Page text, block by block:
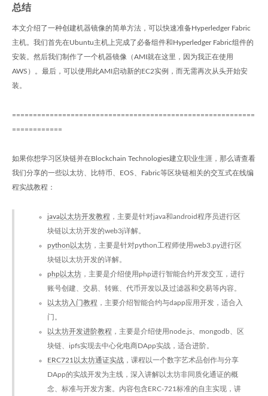
总结
本文介绍了一种创建机器镜像的简单方法，可以快速准备Hyperledger Fabric
主机。我们首先在Ubuntu主机上完成了必备组件和Hyperledger Fabric组件的
安装。然后我们制作了一个机器镜像（AMI就在这里，因为我正在使用
AWS）。最后，可以使用此AMI启动新的EC2实例，而无需再次从头开始安
装。
==========================================================
============
如果你想学习区块链并在Blockchain Technologies建立职业生涯，那么请查看
我们分享的一些以太坊、比特币、EOS、Fabric等区块链相关的交互式在线编
程实战教程：
java以太坊开发教程 ，主要是针对java和android程序员进行区
块链以太坊开发的web3j详解。
python以太坊 ，主要是针对python工程师使用web3.py进行区
块链以太坊开发的详解。
php以太坊 ，主要是介绍使用php进行智能合约开发交互，进行
账号创建、交易、转账、代币开发以及过滤器和交易等内容。
以太坊入门教程 ，主要介绍智能合约与dapp应用开发，适合入
门。
以太坊开发进阶教程 ，主要是介绍使用node.js、mongodb、区
块链、ipfs实现去中心化电商DApp实战，适合进阶。
ERC721以太坊通证实战 ，课程以一个数字艺术品创作与分享
DApp的实战开发为主线，深入讲解以太坊非同质化通证的概
念、标准与开发方案。内容包含ERC-721标准的自主实现，讲